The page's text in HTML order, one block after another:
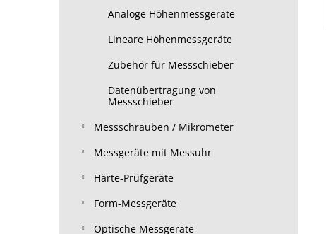
Analoge Höhenmessgeräte
Lineare Höhenmessgeräte
Zubehör für Messschieber
Datenübertragung von
Messschieber
Messschrauben / Mikrometer
Messgeräte mit Messuhr
Härte-Prüfgeräte
Form-Messgeräte
Optische Messgeräte